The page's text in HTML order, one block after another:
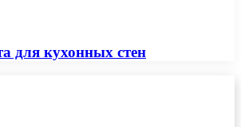
для кухонных стен